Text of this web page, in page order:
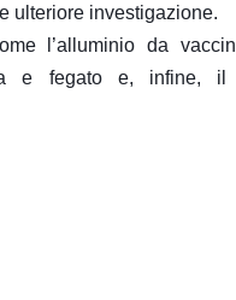
ulteriore investigazione.
l’alluminio da
e fegato e, infine, il